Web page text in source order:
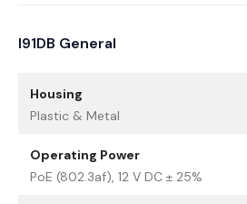
I91DB General
Housing
Plastic & Metal
Operating Power
PoE (802.3af), 12 V DC ± 25%